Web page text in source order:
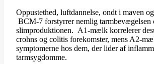
Oppustethed, luftdannelse, ondt i maven
BCM-7 forstyrrer nemlig tarmbevægelsen
slimproduktionen. A1-mælk korrelerer
crohns og colitis forekomster, mens A2-
symptomerne hos dem, der lider af
tarmsygdomme.